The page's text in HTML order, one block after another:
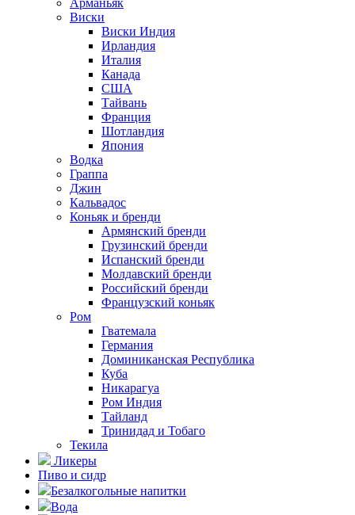
Арманьяк
Виски
Виски Индия
Ирландия
Италия
Канада
США
Тайвань
Франция
Шотландия
Япония
Водка
Граппа
Джин
Кальвадос
Коньяк и бренди
Армянский бренди
Грузинский бренди
Испанский бренди
Молдавский бренди
Российский бренди
Французский коньяк
Ром
Гватемала
Германия
Доминиканская Республика
Куба
Никарагуа
Ром Индия
Тайланд
Тринидад и Тобаго
Текила
Ликеры
Пиво и сидр
Безалкогольные напитки
Вода